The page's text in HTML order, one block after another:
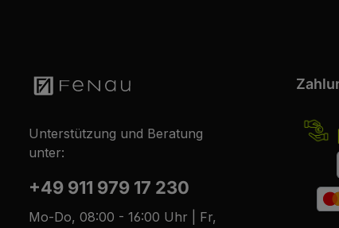
Unterstützung und Beratung
unter:
+49 911 979 17 230
Mo-Do, 08:00 - 16:00 Uhr | Fr,